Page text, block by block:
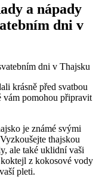
a nápady
dni v
dni v Thajsku
krásně před svatbou
pomohou připravit
je známé svými
thajskou
ale také uklidní vaši
z kokosové vody
pleti.